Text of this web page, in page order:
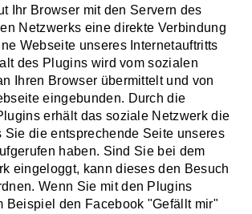
Ihr Browser mit den Servern des
Netzwerks eine direkte Verbindung
Webseite unseres Internetauftritts
des Plugins wird vom sozialen
Ihren Browser übermittelt und von
eingebunden. Durch die
erhält das soziale Netzwerk die
Sie die entsprechende Seite unseres
haben. Sind Sie bei dem
eingeloggt, kann dieses den Besuch
Wenn Sie mit den Plugins
Beispiel den Facebook "Gefällt mir"